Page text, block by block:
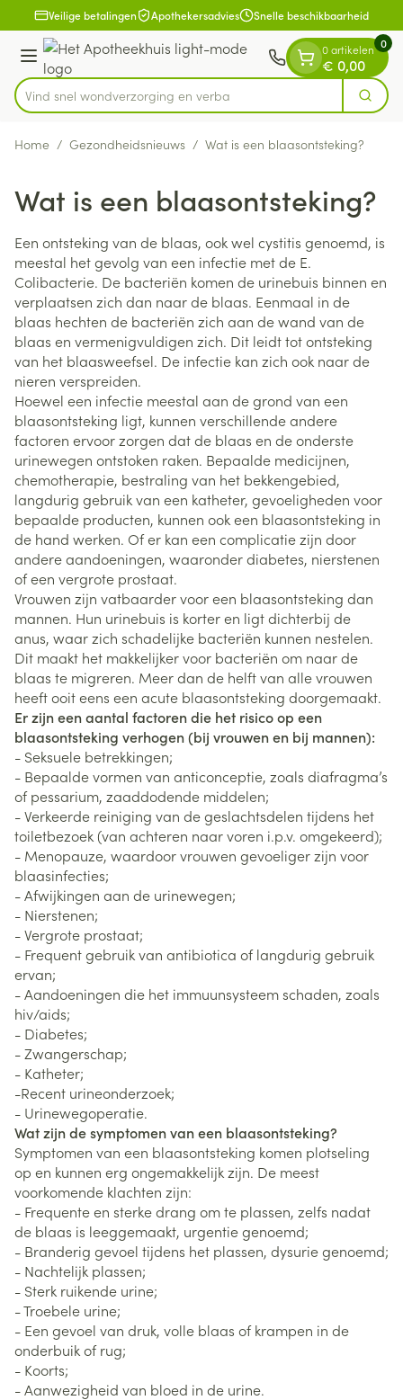
Ga naar de inhoud
1 van 1Veilige betalingen Apothekersadvies Snelle beschikbaarheid
Menu
Product, merk, categorie...
Vind snel wondverzorging e Zoek
0 artikelen
€ 0,00
0
Home / Gezondheidsnieuws / Wat is een blaasontsteking?
Wat is een blaasontsteking?
Een ontsteking van de blaas, ook wel cystitis genoemd, is
meestal het gevolg van een infectie met de E.
Colibacterie. De bacteriën komen de urinebuis binnen en
verplaatsen zich dan naar de blaas. Eenmaal in de
blaas hechten de bacteriën zich aan de wand van de
blaas en vermenigvuldigen zich. Dit leidt tot ontsteking
van het blaasweefsel. De infectie kan zich ook naar de
nieren verspreiden.
Hoewel een infectie meestal aan de grond van een
blaasontsteking ligt, kunnen verschillende andere
factoren ervoor zorgen dat de blaas en de onderste
urinewegen ontstoken raken. Bepaalde medicijnen,
chemotherapie, bestraling van het bekkengebied,
langdurig gebruik van een katheter, gevoeligheden voor
bepaalde producten, kunnen ook een blaasontsteking in
de hand werken. Of er kan een complicatie zijn door
andere aandoeningen, waaronder diabetes, nierstenen
of een vergrote prostaat.
Vrouwen zijn vatbaarder voor een blaasontsteking dan
mannen. Hun urinebuis is korter en ligt dichterbij de
anus, waar zich schadelijke bacteriën kunnen nestelen.
Dit maakt het makkelijker voor bacteriën om naar de
blaas te migreren. Meer dan de helft van alle vrouwen
heeft ooit eens een acute blaasontsteking doorgemaakt.
Er zijn een aantal factoren die het risico op een
blaasontsteking verhogen (bij vrouwen en bij mannen):
- Seksuele betrekkingen;
- Bepaalde vormen van anticonceptie, zoals diafragma’s
of pessarium, zaaddodende middelen;
- Verkeerde reiniging van de geslachtsdelen tijdens het
toiletbezoek (van achteren naar voren i.p.v. omgekeerd);
- Menopauze, waardoor vrouwen gevoeliger zijn voor
blaasinfecties;
- Afwijkingen aan de urinewegen;
- Nierstenen;
- Vergrote prostaat;
- Frequent gebruik van antibiotica of langdurig gebruik
ervan;
- Aandoeningen die het immuunsysteem schaden, zoals
hiv/aids;
- Diabetes;
- Zwangerschap;
- Katheter;
-Recent urineonderzoek;
- Urinewegoperatie.
Wat zijn de symptomen van een blaasontsteking?
Symptomen van een blaasontsteking komen plotseling
op en kunnen erg ongemakkelijk zijn. De meest
voorkomende klachten zijn:
- Frequente en sterke drang om te plassen, zelfs nadat
de blaas is leeggemaakt, urgentie genoemd;
- Branderig gevoel tijdens het plassen, dysurie genoemd;
- Nachtelijk plassen;
- Sterk ruikende urine;
- Troebele urine;
- Een gevoel van druk, volle blaas of krampen in de
onderbuik of rug;
- Koorts;
- Aanwezigheid van bloed in de urine.